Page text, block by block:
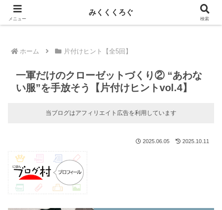
新しい記事はnoteに投稿しています！
ホーム 片付けヒント【全5回】
一軍だけのクローゼットづくり② “あわな
い服”を手放そう【片付けヒントvol.4】
当ブログはアフィリエイト広告を利用しています
2025.06.05 2025.10.11
メニュー
みくくくろぐ
検索